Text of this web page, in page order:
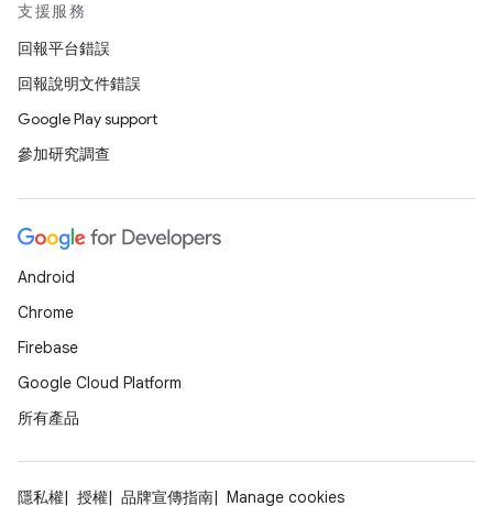
支援服務
回報平台錯誤
回報說明文件錯誤
Google Play support
參加研究調查
Android
Chrome
Firebase
Google Cloud Platform
所有產品
隱私權 授權 品牌宣傳指南 Manage cookies